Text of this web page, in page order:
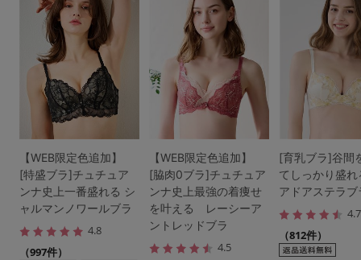
【WEB限定色追加】
[特盛ブラ]チュチュア
ンナ史上一番盛れる シ
ャルマンノワールブラ
4.8
（997件）
【WEB限定色追加】
[脇肉0ブラ]チュチュア
ンナ史上最強の着痩せ
を叶える レーシーア
ントレッドブラ
4.5
[育乳ブラ]谷間
てしっかり盛
アドアステラブ
4.7
（812件）